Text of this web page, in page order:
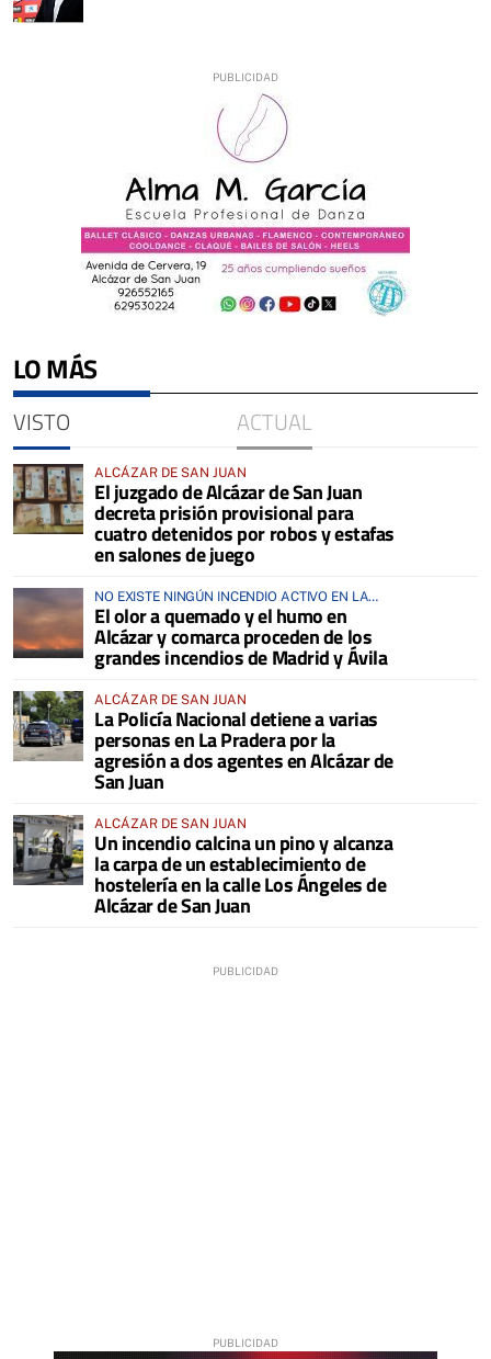
LO MÁS
VISTO ACTUAL
ALCÁZAR DE SAN JUAN
El juzgado de Alcázar de San Juan
decreta prisión provisional para
cuatro detenidos por robos y estafas
en salones de juego
NO EXISTE NINGÚN INCENDIO ACTIVO EN LA
COMARCA
El olor a quemado y el humo en
Alcázar y comarca proceden de los
grandes incendios de Madrid y Ávila
ALCÁZAR DE SAN JUAN
La Policía Nacional detiene a varias
personas en La Pradera por la
agresión a dos agentes en Alcázar de
San Juan
ALCÁZAR DE SAN JUAN
Un incendio calcina un pino y alcanza
la carpa de un establecimiento de
hostelería en la calle Los Ángeles de
Alcázar de San Juan